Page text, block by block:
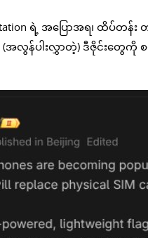
ရဲ့ အပြောအရ၊ ထိပ်
(အလွန်ပါးလွှာတဲ့) ဒီဇိုင်းတွေ